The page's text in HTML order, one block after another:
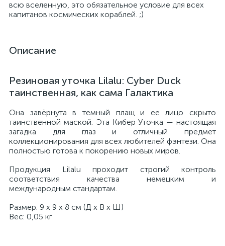
всю вселенную, это обязательное условие для всех
капитанов космических кораблей. ;)
Описание
Резиновая уточка Lilalu: Cyber ​​Duck
таинственная, как сама Галактика
Она завёрнута в темный плащ и ее лицо скрыто
таинственной маской. Эта Кибер Уточка — настоящая
загадка для глаз и отличный предмет
коллекционирования для всех любителей фэнтези. Она
полностью готова к покорению новых миров.
Продукция Lilalu проходит строгий контроль
соответствия качества немецким и
международным стандартам.
Размер: 9 х 9 х 8 см (Д х В х Ш)
Вес: 0,05 кг